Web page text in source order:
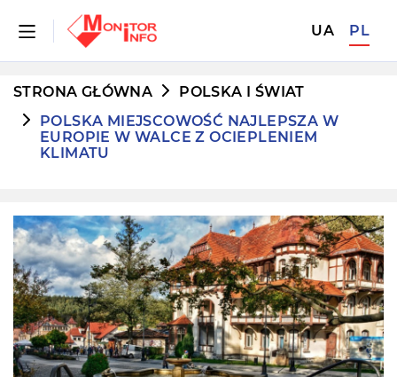
UA PL
STRONA GŁÓWNA
POLSKA I ŚWIAT
POLSKA MIEJSCOWOŚĆ NAJLEPSZA W
EUROPIE W WALCE Z OCIEPLENIEM
KLIMATU